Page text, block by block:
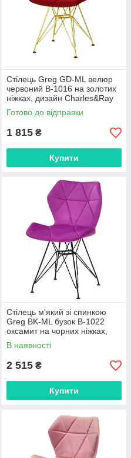
Стілець Greg GD-ML велюр
червоний B-1016 на золотих
ніжках, дизайн Charles&Ray
Eames
Готово до відправки
1 815 ₴
Купити
Стілець м'який зі спинкою
Greg BK-ML бузок В-1022
оксамит на чорних ніжках,
дизайн Charles&Ray Eames
В наявності
2 515 ₴
Купити